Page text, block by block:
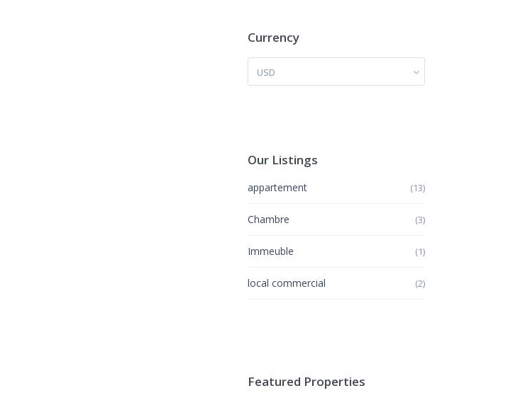
Currency
USD
Our Listings
appartement (13)
Chambre (3)
Immeuble (1)
local commercial (2)
Featured Properties